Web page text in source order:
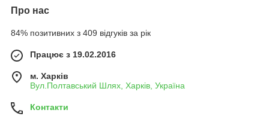
Про нас
84% позитивних з 409 відгуків за рік
Працює з 19.02.2016
м. Харків
Вул.Полтавський Шлях, Харків, Україна
Контакти